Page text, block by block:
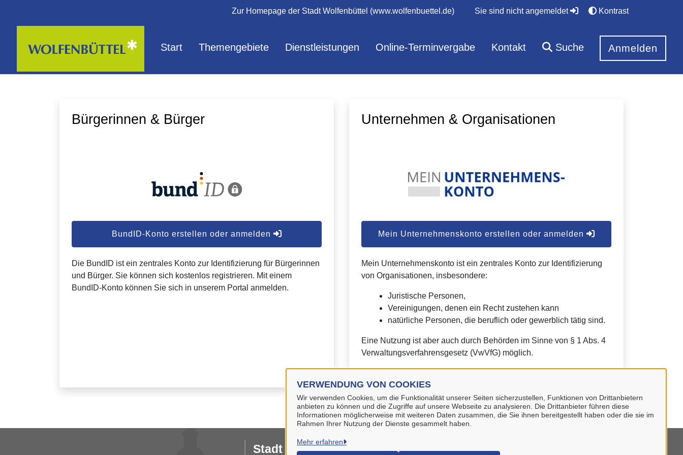
VERWENDUNG VON COOKIES
Wir verwenden Cookies, um die Funktionalität unserer Seiten sicherzustellen, Funktionen von Drittanbietern
anbieten zu können und die Zugriffe auf unsere Webseite zu analysieren. Die Drittanbieter führen diese
Informationen möglicherweise mit weiteren Daten zusammen, die Sie ihnen bereitgestellt haben oder die sie im
Rahmen Ihrer Nutzung der Dienste gesammelt haben.
Mehr erfahren
Zur Homepage der Stadt Wolfenbüttel (www.wolfenbuettel.de) Sie sind nicht angemeldet Kontrast
Start Themengebiete Dienstleistungen Online-Terminvergabe Kontakt Suche Anmelden
Bürgerinnen & Bürger
BundID-Konto erstellen oder anmelden
Die BundID ist ein zentrales Konto zur Identifizierung für Bürgerinnen
und Bürger. Sie können sich kostenlos registrieren. Mit einem
BundID-Konto können Sie sich in unserem Portal anmelden.
Unternehmen & Organisationen
Mein Unternehmenskonto erstellen oder anmelden
Mein Unternehmenskonto ist ein zentrales Konto zur Identifizierung
von Organisationen, insbesondere:
Juristische Personen,
Vereinigungen, denen ein Recht zustehen kann
natürliche Personen, die beruflich oder gewerblich tätig sind.
Eine Nutzung ist aber auch durch Behörden im Sinne von § 1 Abs. 4
Verwaltungsverfahrensgesetz (VwVfG) möglich.
Stadt Wolfenbüttel Impressum